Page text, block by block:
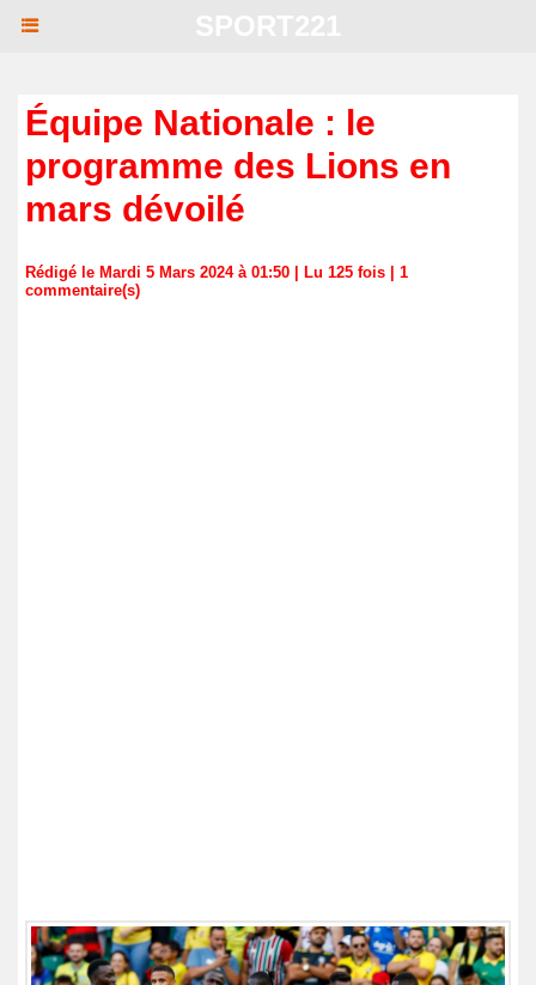
Équipe Nationale : le
programme des Lions en
mars dévoilé
Rédigé le Mardi 5 Mars 2024 à 01:50 | Lu 125 fois | 1
commentaire(s)